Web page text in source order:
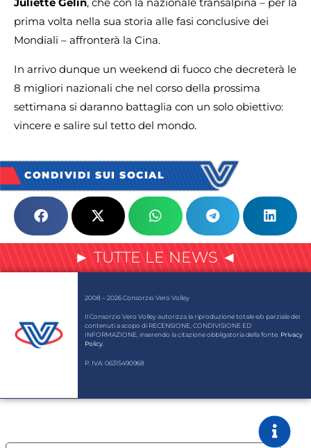
prima volta nella sua storia alle fasi conclusive dei
Mondiali – affronterà la Cina.
In arrivo dunque un weekend di fuoco che decreterà le
8 migliori nazionali che nel corso della prossima
settimana si daranno battaglia con un solo obiettivo:
vincere e salire sul tetto del mondo.
CONDIVIDI SUI SOCIAL
► TUTTE LE NEWS ◄
2008 – 2026 Consorzio Vero Volley
Il Consorzio Vero Volley autorizza la riproduzione totale e/o parziale dei
contenuti a scopo di RECENSIONE, CONDIVISIONE ED
INFORMAZIONE, inserendo la citazione obbligatoria della fonte. Privacy
Policy.
P. IVA: 06315490968